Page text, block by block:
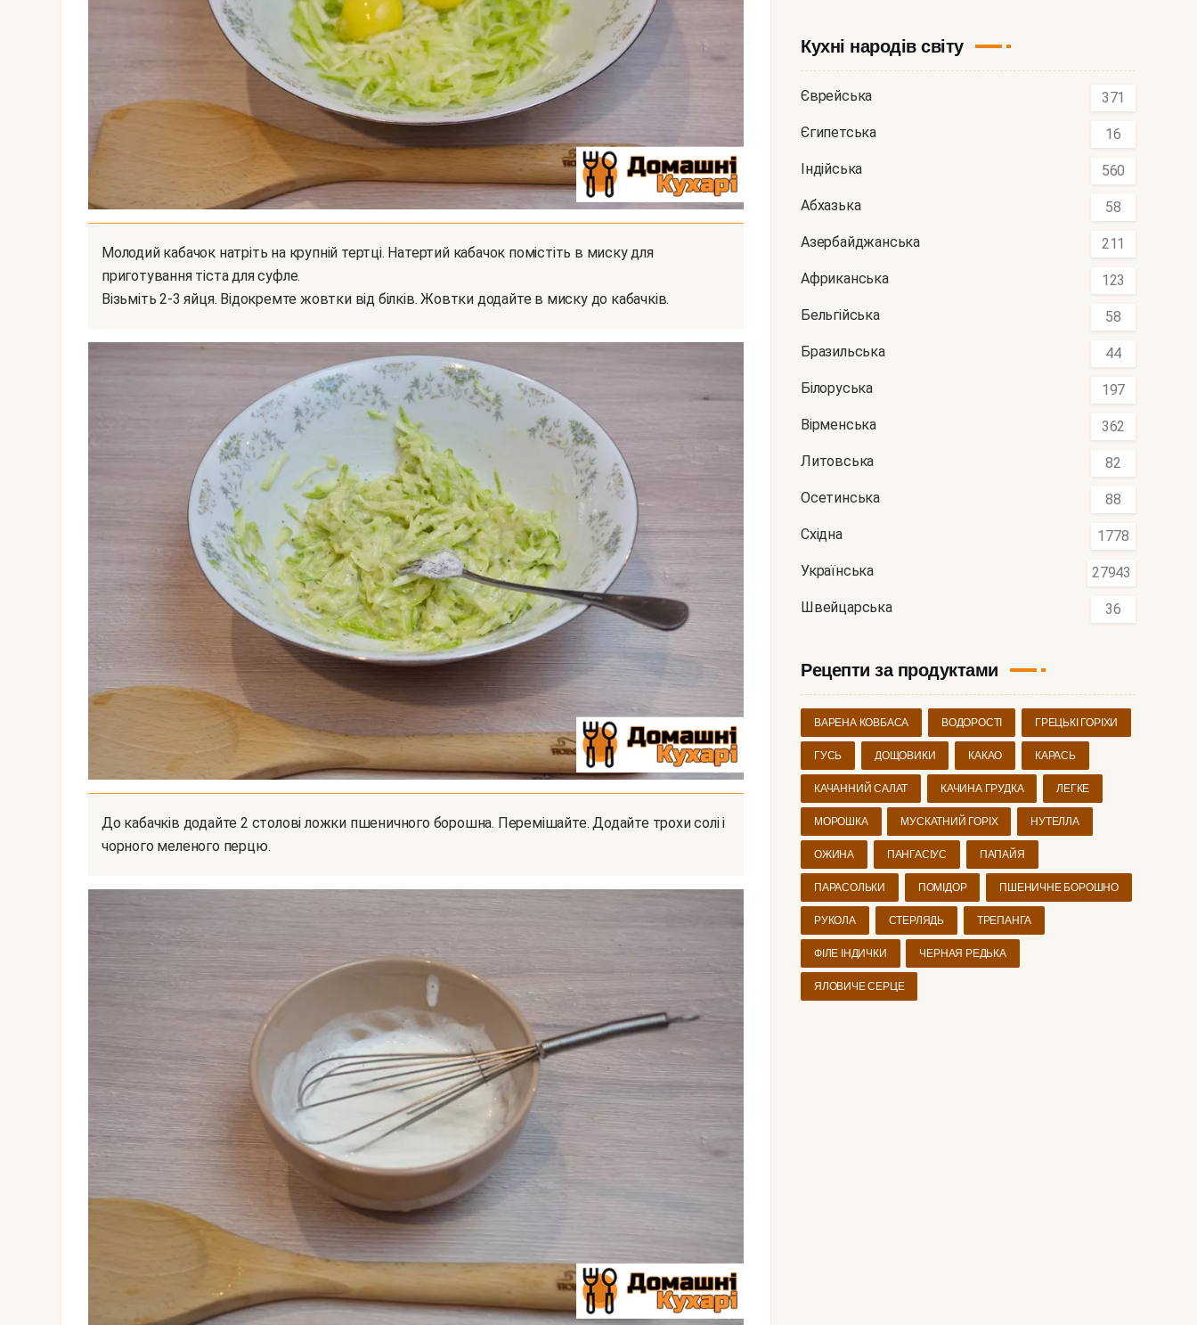
Молодий кабачок натріть на крупній тертці. Натертий кабачок помістіть в миску для
приготування тіста для суфле.
Візьміть 2-3 яйця. Відокремте жовтки від білків. Жовтки додайте в миску до кабачків.
До кабачків додайте 2 столові ложки пшеничного борошна. Перемішайте. Додайте трохи солі і
чорного меленого перцю.
Кухні народів світу
Єврейська 371
Єгипетська 16
Індійська 560
Абхазька 58
Азербайджанська 211
Африканська 123
Бельгійська 58
Бразильська 44
Білоруська 197
Вірменська 362
Литовська 82
Осетинська 88
Східна 1778
Українська 27943
Швейцарська 36
Рецепти за продуктами
ВАРЕНА КОВБАСА ВОДОРОСТІ ГРЕЦЬКІ ГОРІХИ
ГУСЬ ДОЩОВИКИ КАКАО КАРАСЬ
КАЧАННИЙ САЛАТ КАЧИНА ГРУДКА ЛЕГКЕ
МОРОШКА МУСКАТНИЙ ГОРІХ НУТЕЛЛА
ОЖИНА ПАНГАСІУС ПАПАЙЯ
ПАРАСОЛЬКИ ПОМІДОР ПШЕНИЧНЕ БОРОШНО
РУКОЛА СТЕРЛЯДЬ ТРЕПАНГА
ФІЛЕ ІНДИЧКИ ЧЕРНАЯ РЕДЬКА
ЯЛОВИЧЕ СЕРЦЕ